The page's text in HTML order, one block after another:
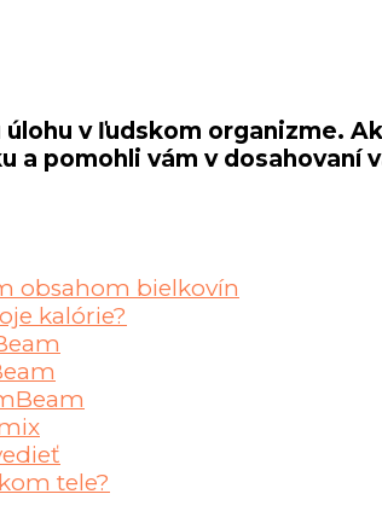
v ľudskom organizme.
a pomohli vám v
obsahom bielkovín
kalórie?
tele?